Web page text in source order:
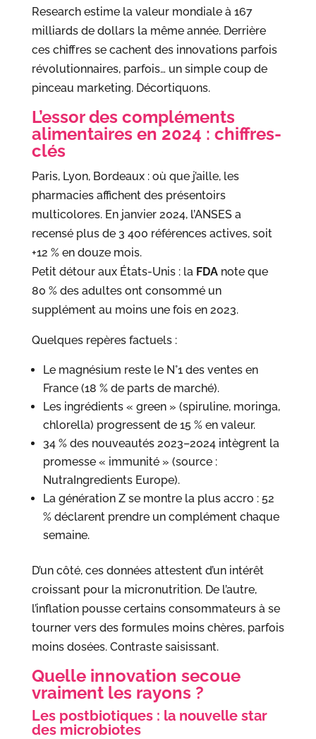
Research estime la valeur mondiale à 167
milliards de dollars la même année. Derrière
ces chiffres se cachent des innovations parfois
révolutionnaires, parfois… un simple coup de
pinceau marketing. Décortiquons.
L’essor des compléments
alimentaires en 2024 : chiffres-
clés
Paris, Lyon, Bordeaux : où que j’aille, les
pharmacies affichent des présentoirs
multicolores. En janvier 2024, l’ANSES a
recensé plus de 3 400 références actives, soit
+12 % en douze mois.
Petit détour aux États-Unis : la FDAnote que
80 % des adultes ont consommé un
supplément au moins une fois en 2023.
Quelques repères factuels :
Le magnésium reste le N°1 des ventes en
France (18 % de parts de marché).
Les ingrédients « green » (spiruline, moringa,
chlorella) progressent de 15 % en valeur.
34 % des nouveautés 2023–2024 intègrent la
promesse « immunité » (source :
NutraIngredients Europe).
La génération Z se montre la plus accro : 52
% déclarent prendre un complément chaque
semaine.
D’un côté, ces données attestent d’un intérêt
croissant pour la micronutrition. De l’autre,
l’inflation pousse certains consommateurs à se
tourner vers des formules moins chères, parfois
moins dosées. Contraste saisissant.
Quelle innovation secoue
vraiment les rayons ?
Les postbiotiques : la nouvelle star
des microbiotes